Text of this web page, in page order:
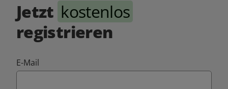
Jetzt kostenlos
registrieren
E-Mail